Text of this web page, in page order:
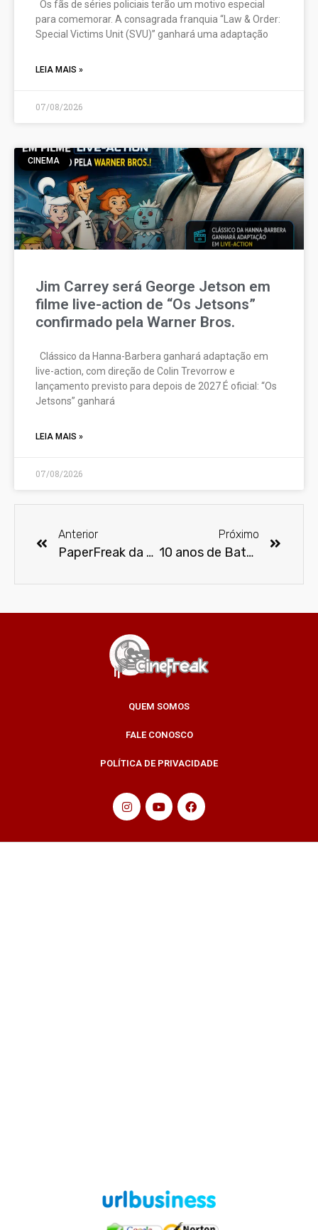
Os fãs de séries policiais terão um motivo especial
para comemorar. A consagrada franquia “Law & Order:
Special Victims Unit (SVU)” ganhará uma adaptação
LEIA MAIS »
07/08/2026
CINEMA
Jim Carrey será George Jetson em
filme live-action de “Os Jetsons”
confirmado pela Warner Bros.
Clássico da Hanna-Barbera ganhará adaptação em
live-action, com direção de Colin Trevorrow e
lançamento previsto para depois de 2027 É oficial: “Os
Jetsons” ganhará
LEIA MAIS »
07/08/2026
Anterior
PaperFreak da semana – Frankenstein
Próximo
10 anos de Batman vs Superman
QUEM SOMOS
FALE CONOSCO
POLÍTICA DE PRIVACIDADE